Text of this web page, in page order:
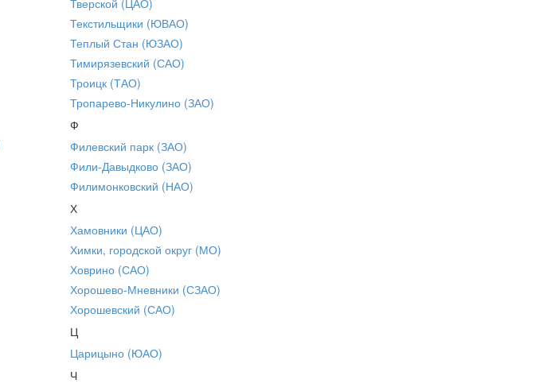
Текстильщики (ЮВАО)
Теплый Стан (ЮЗАО)
Тимирязевский (САО)
Троицк (ТАО)
Тропарево-Никулино (ЗАО)
Ф
Филевский парк (ЗАО)
Фили-Давыдково (ЗАО)
Филимонковский (НАО)
Х
Хамовники (ЦАО)
Химки, городской округ (МО)
Ховрино (САО)
Хорошево-Мневники (СЗАО)
Хорошевский (САО)
Ц
Царицыно (ЮАО)
Ч